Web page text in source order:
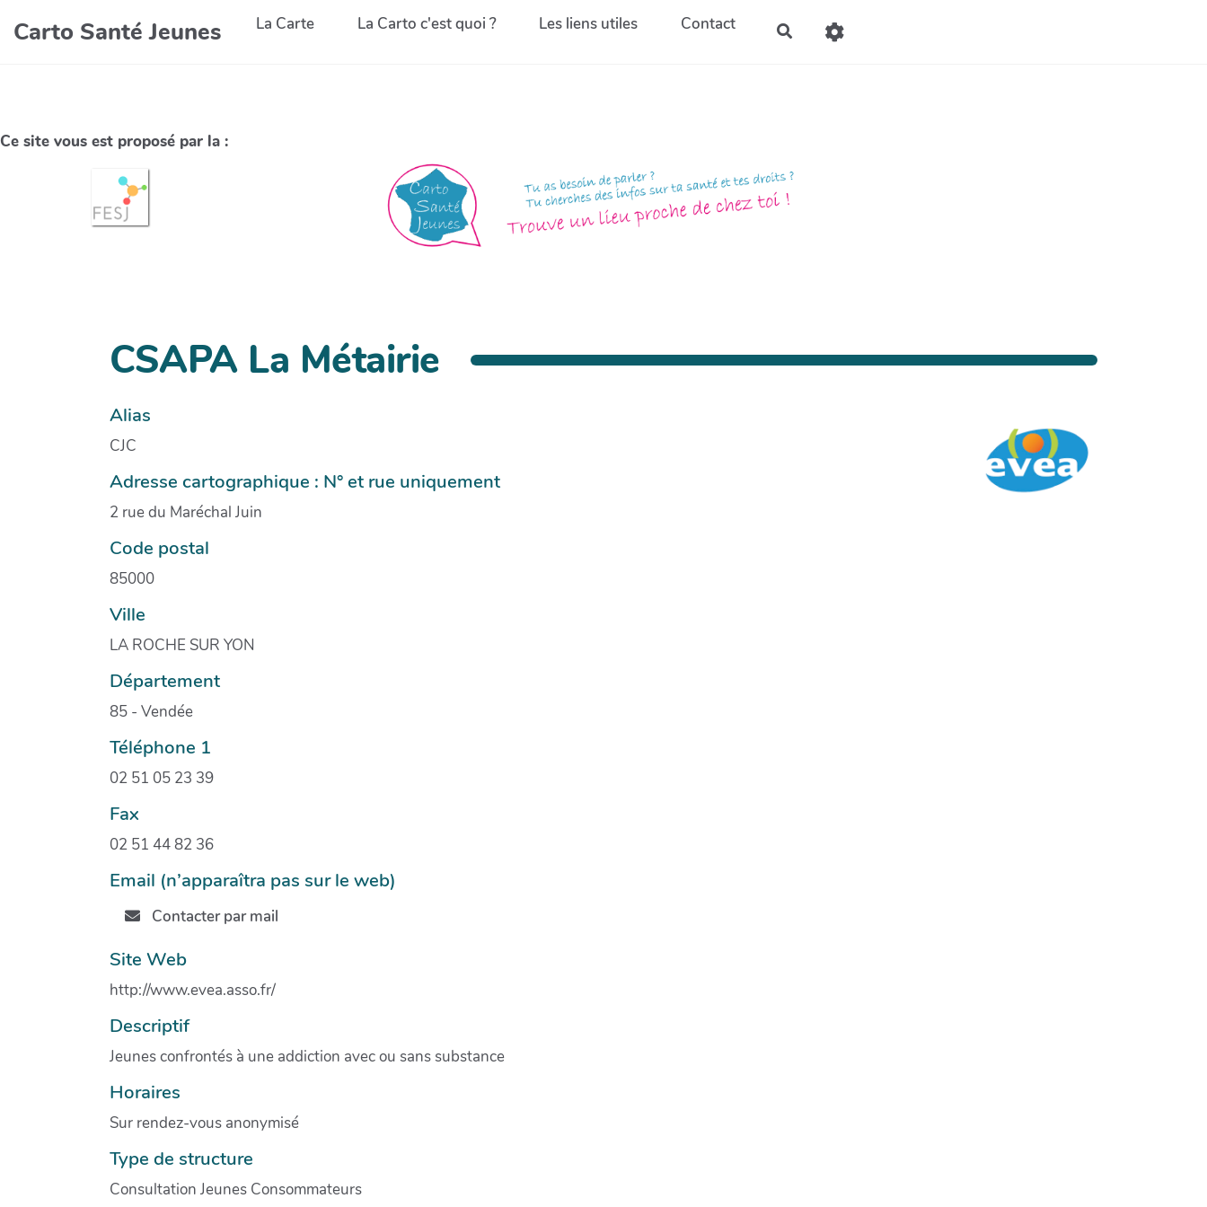
Carto Santé Jeunes La Carte La Carto c'est quoi ? Les liens utiles Contact
Ce site vous est proposé par la :
CSAPA La Métairie
Alias
CJC
Adresse cartographique : N° et rue uniquement
2 rue du Maréchal Juin
Code postal
85000
Ville
LA ROCHE SUR YON
Département
85 - Vendée
Téléphone 1
02 51 05 23 39
Fax
02 51 44 82 36
Email (n’apparaîtra pas sur le web)
Contacter par mail
Site Web
http://www.evea.asso.fr/
Descriptif
Jeunes confrontés à une addiction avec ou sans substance
Horaires
Sur rendez-vous anonymisé
Type de structure
Consultation Jeunes Consommateurs